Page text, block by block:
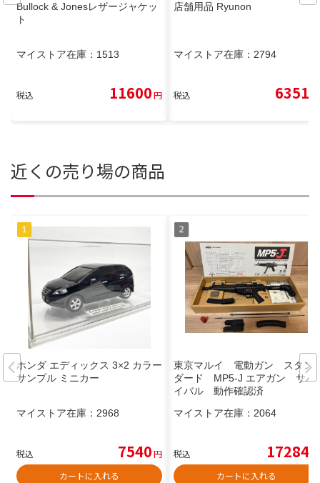
Bullock & Jonesレザージャケッ
ト
マイストア在庫： 1513
税込 11600円
店舗用品 Ryunon
マイストア在庫： 2794
税込 6351
近くの売り場の商品
ホンダ エディックス 3×2 カラー
サンプル ミニカー
マイストア在庫： 2968
税込 7540円
カートに入れる
東京マルイ 電動ガン スタン
ダード MP5-J エアガン サバ
イバル 動作確認済
マイストア在庫： 2064
税込 17284
カートに入れる